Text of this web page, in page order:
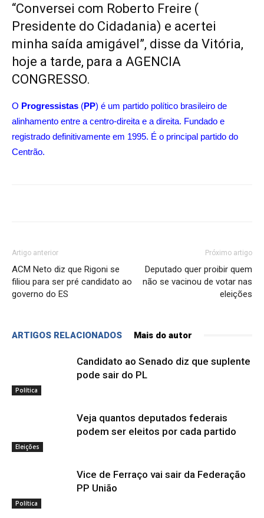
“Conversei com Roberto Freire (
Presidente do Cidadania) e acertei
minha saída amigável”, disse da Vitória,
hoje a tarde, para a AGENCIA
CONGRESSO.
O Progressistas (PP) é um partido político brasileiro de
alinhamento entre a centro-direita e a direita. Fundado e
registrado definitivamente em 1995. É o principal partido do
Centrão.
Artigo anterior
ACM Neto diz que Rigoni se
filiou para ser pré candidato ao
governo do ES
Próximo artigo
Deputado quer proibir quem
não se vacinou de votar nas
eleições
ARTIGOS RELACIONADOS Mais do autor
Política
Candidato ao Senado diz que suplente
pode sair do PL
Eleições
Veja quantos deputados federais
podem ser eleitos por cada partido
Política
Vice de Ferraço vai sair da Federação
PP União